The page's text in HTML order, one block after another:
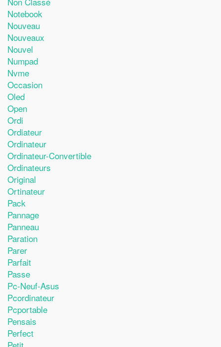
Notebook
Nouveau
Nouveaux
Nouvel
Numpad
Nvme
Occasion
Oled
Open
Ordi
Ordiateur
Ordinateur
Ordinateur-Convertible
Ordinateurs
Original
Ortinateur
Pack
Pannage
Panneau
Paration
Parer
Parfait
Passe
Pc-Neuf-Asus
Pcordinateur
Pcportable
Pensais
Perfect